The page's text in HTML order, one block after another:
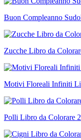
Buon Compleanno
Zucche Libro da
Motivi Floreali Infiniti
Polli Libro da Colorare 2